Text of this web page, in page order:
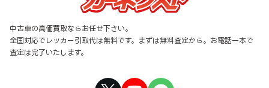
中古車の高価買取ならお任せ下さい。
全国対応でレッカー引取代は無料です。まずは無料査定から。お電話一本で
査定は完了いたします。